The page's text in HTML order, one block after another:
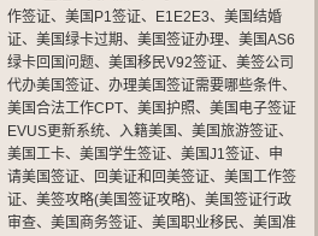
作签证、 美国P1签证、 E1E2E3、 美国结婚
证、 美国绿卡过期、 美国签证办理、 美国AS6
绿卡回国问题、 美国移民V92签证、 美签公司
代办美国签证、 办理美国签证需要哪些条件、
美国合法工作CPT、 美国护照、 美国电子签证
EVUS更新系统、 入籍美国、 美国旅游签证、
美国工卡、 美国学生签证、 美国J1签证、 申
请美国签证、 回美证和回美签证、 美国工作签
证、 美签攻略(美国签证攻略)、 美国签证行政
审查、 美国商务签证、 美国职业移民、 美国准